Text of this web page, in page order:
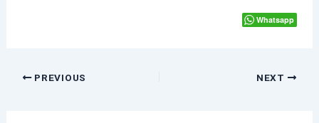
Whatsapp
PREVIOUS NEXT